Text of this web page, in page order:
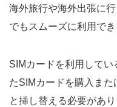
海外旅行や海外出張に
でもスムーズに利用でき
SIMカードを利用してい
たSIMカードを購入ま
と挿し替える必要があ